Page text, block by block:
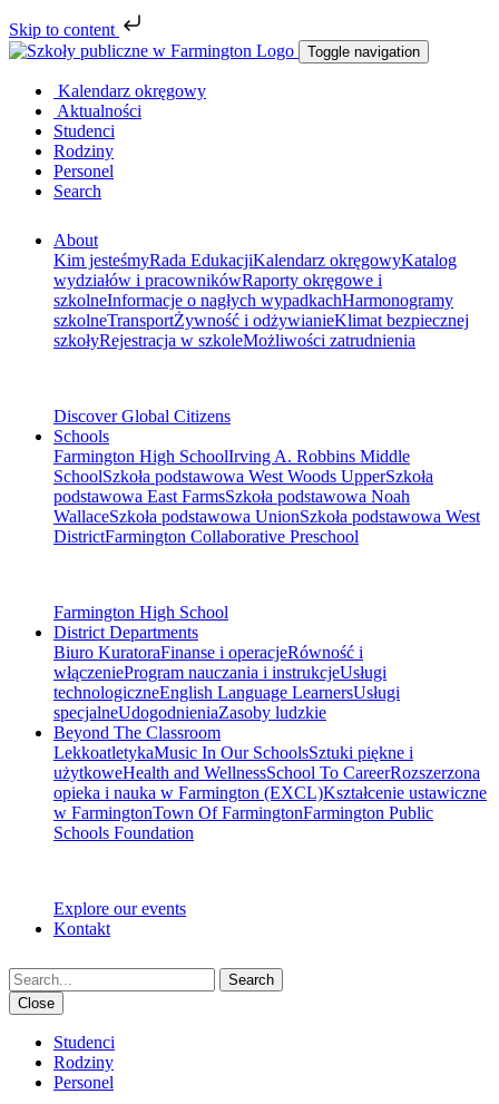
Skip to content
Toggle navigation
Kalendarz okręgowy
Aktualności
Studenci
Rodziny
Personel
Search
About
Kim jesteśmyRada EdukacjiKalendarz okręgowyKatalog
wydziałów i pracownikówRaporty okręgowe i
szkolneInformacje o nagłych wypadkachHarmonogramy
szkolneTransportŻywność i odżywianieKlimat bezpiecznej
szkołyRejestracja w szkoleMożliwości zatrudnienia
Discover Global Citizens
Schools
Farmington High SchoolIrving A. Robbins Middle
SchoolSzkoła podstawowa West Woods UpperSzkoła
podstawowa East FarmsSzkoła podstawowa Noah
WallaceSzkoła podstawowa UnionSzkoła podstawowa West
DistrictFarmington Collaborative Preschool
Farmington High School
District Departments
Biuro KuratoraFinanse i operacjeRówność i
włączenieProgram nauczania i instrukcjeUsługi
technologiczneEnglish Language LearnersUsługi
specjalneUdogodnieniaZasoby ludzkie
Beyond The Classroom
LekkoatletykaMusic In Our SchoolsSztuki piękne i
użytkoweHealth and WellnessSchool To CareerRozszerzona
opieka i nauka w Farmington (EXCL)Kształcenie ustawiczne
w FarmingtonTown Of FarmingtonFarmington Public
Schools Foundation
Explore our events
Kontakt
Search
Close
Studenci
Rodziny
Personel